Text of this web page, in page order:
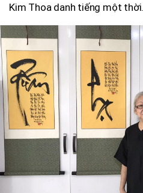
Kim Thoa danh tiếng một thời.